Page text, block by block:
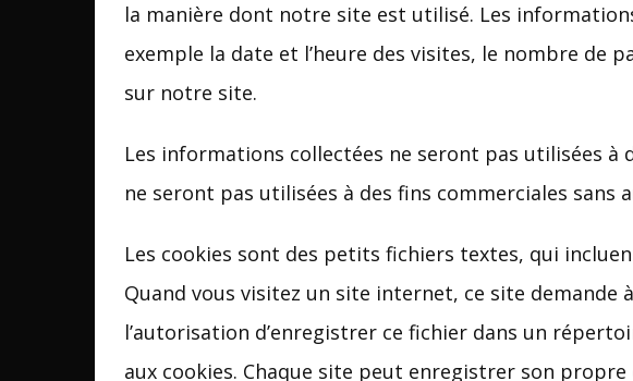
la manière dont notre site est utilisé. Les
exemple la date et l’heure des visites, le nombre de
sur notre site.
Les informations collectées ne seront pas utilisées à
ne seront pas utilisées à des fins commerciales
Les cookies sont des petits fichiers textes, qui
Quand vous visitez un site internet, ce site demande
l’autorisation d’enregistrer ce fichier dans un
aux cookies. Chaque site peut enregistrer son